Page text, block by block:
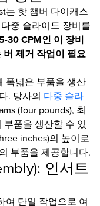
는 핫 챔버 다이캐스
중 슬라이드 장비를
30 CPM인 이 장비
제거 작업이 필요
폭넓은 부품을 생산
. 당사의 다중 슬라
(four pounds), 최
품을 생산할 수 있
inches)의 높이로
부품을 제공합니다.
인서트
여 단일 작업으로 여